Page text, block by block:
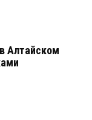
Алтайском